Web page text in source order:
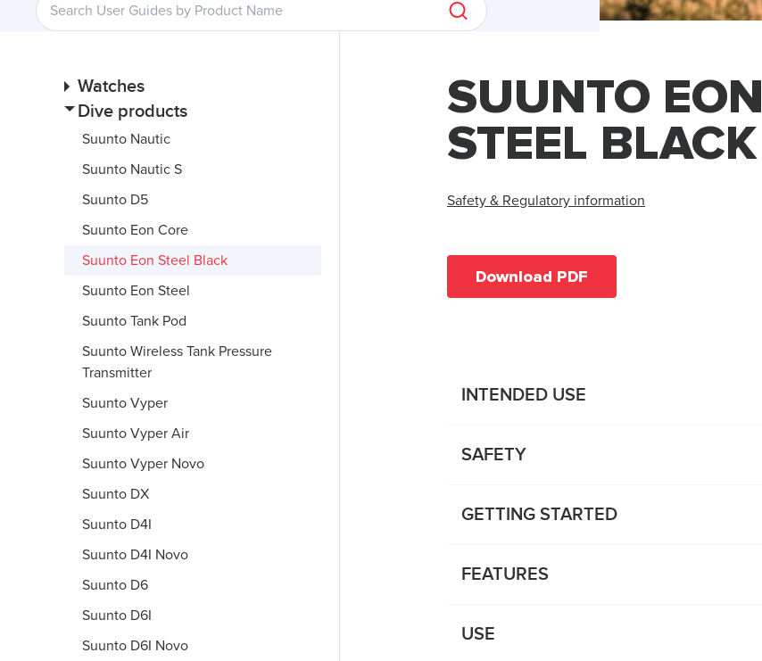
Watches
Dive products
Suunto Nautic
Suunto Nautic S
Suunto D5
Suunto Eon Core
Suunto Eon Steel Black
Suunto Eon Steel
Suunto Tank Pod
Suunto Wireless Tank Pressure
Transmitter
Suunto Vyper
Suunto Vyper Air
Suunto Vyper Novo
Suunto DX
Suunto D4I
Suunto D4I Novo
Suunto D6
Suunto D6I
Suunto D6I Novo
SUUNTO EON
STEEL BLACK
Safety & Regulatory information
Download PDF
INTENDED USE
SAFETY
GETTING STARTED
FEATURES
USE